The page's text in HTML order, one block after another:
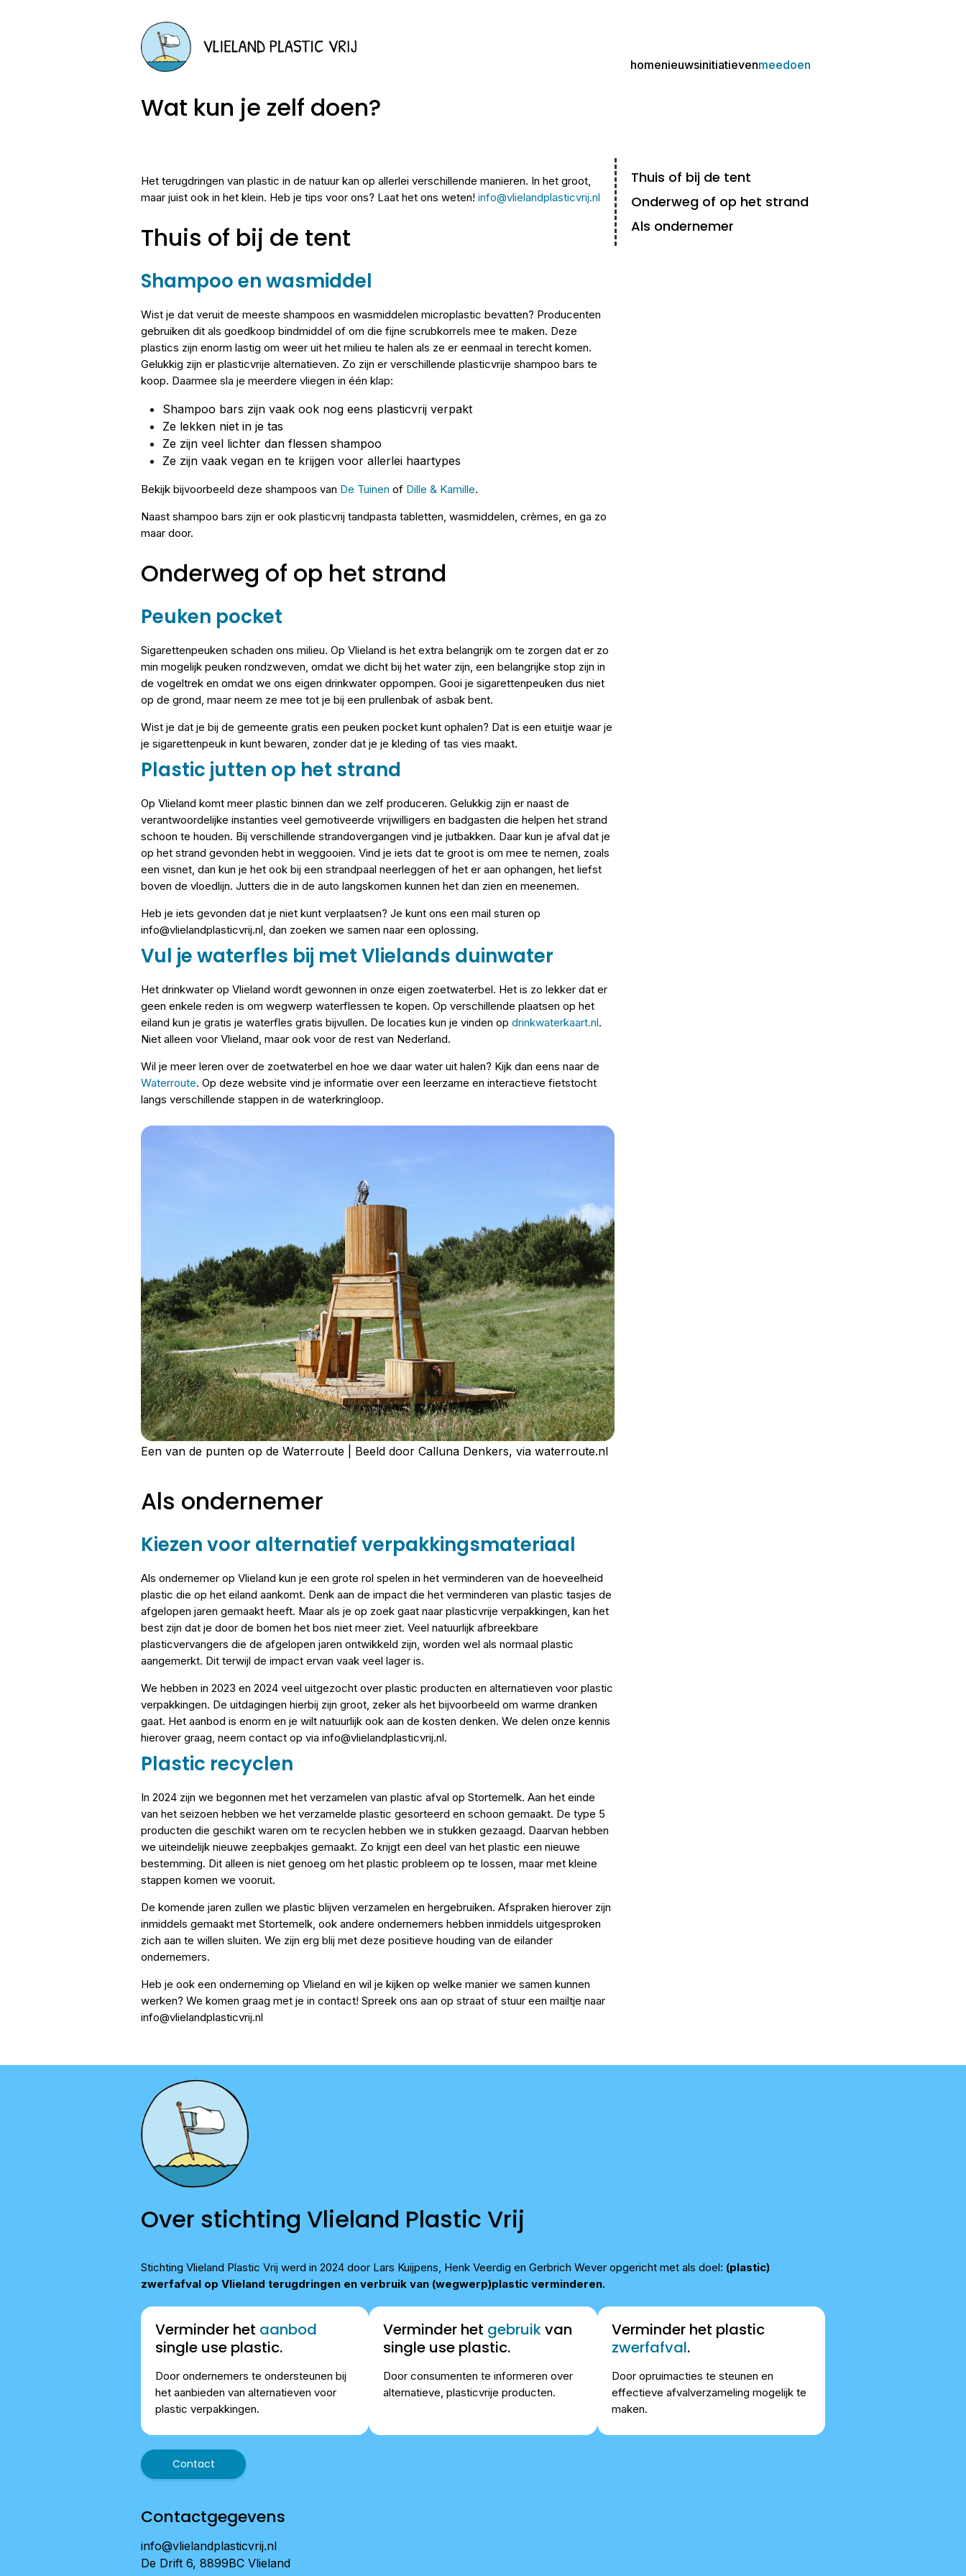
homenieuwsinitiatievenmeedoen
Wat kun je zelf doen?
Thuis of bij de tent
Onderweg of op het strand
Als ondernemer
Het terugdringen van plastic in de natuur kan op allerlei verschillende manieren. In het groot,
maar juist ook in het klein. Heb je tips voor ons? Laat het ons weten! info@vlielandplasticvrij.nl
Thuis of bij de tent
Shampoo en wasmiddel
Wist je dat veruit de meeste shampoos en wasmiddelen microplastic bevatten? Producenten
gebruiken dit als goedkoop bindmiddel of om die fijne scrubkorrels mee te maken. Deze
plastics zijn enorm lastig om weer uit het milieu te halen als ze er eenmaal in terecht komen.
Gelukkig zijn er plasticvrije alternatieven. Zo zijn er verschillende plasticvrije shampoo bars te
koop. Daarmee sla je meerdere vliegen in één klap:
Shampoo bars zijn vaak ook nog eens plasticvrij verpakt
Ze lekken niet in je tas
Ze zijn veel lichter dan flessen shampoo
Ze zijn vaak vegan en te krijgen voor allerlei haartypes
Bekijk bijvoorbeeld deze shampoos van De Tuinen of Dille & Kamille.
Naast shampoo bars zijn er ook plasticvrij tandpasta tabletten, wasmiddelen, crèmes, en ga zo
maar door.
Onderweg of op het strand
Peuken pocket
Sigarettenpeuken schaden ons milieu. Op Vlieland is het extra belangrijk om te zorgen dat er zo
min mogelijk peuken rondzweven, omdat we dicht bij het water zijn, een belangrijke stop zijn in
de vogeltrek en omdat we ons eigen drinkwater oppompen. Gooi je sigarettenpeuken dus niet
op de grond, maar neem ze mee tot je bij een prullenbak of asbak bent.
Wist je dat je bij de gemeente gratis een peuken pocket kunt ophalen? Dat is een etuitje waar je
je sigarettenpeuk in kunt bewaren, zonder dat je je kleding of tas vies maakt.
Plastic jutten op het strand
Op Vlieland komt meer plastic binnen dan we zelf produceren. Gelukkig zijn er naast de
verantwoordelijke instanties veel gemotiveerde vrijwilligers en badgasten die helpen het strand
schoon te houden. Bij verschillende strandovergangen vind je jutbakken. Daar kun je afval dat je
op het strand gevonden hebt in weggooien. Vind je iets dat te groot is om mee te nemen, zoals
een visnet, dan kun je het ook bij een strandpaal neerleggen of het er aan ophangen, het liefst
boven de vloedlijn. Jutters die in de auto langskomen kunnen het dan zien en meenemen.
Heb je iets gevonden dat je niet kunt verplaatsen? Je kunt ons een mail sturen op
info@vlielandplasticvrij.nl, dan zoeken we samen naar een oplossing.
Vul je waterfles bij met Vlielands duinwater
Het drinkwater op Vlieland wordt gewonnen in onze eigen zoetwaterbel. Het is zo lekker dat er
geen enkele reden is om wegwerp waterflessen te kopen. Op verschillende plaatsen op het
eiland kun je gratis je waterfles gratis bijvullen. De locaties kun je vinden op drinkwaterkaart.nl.
Niet alleen voor Vlieland, maar ook voor de rest van Nederland.
Wil je meer leren over de zoetwaterbel en hoe we daar water uit halen? Kijk dan eens naar de
Waterroute. Op deze website vind je informatie over een leerzame en interactieve fietstocht
langs verschillende stappen in de waterkringloop.
Een van de punten op de Waterroute | Beeld door Calluna Denkers, via waterroute.nl
Als ondernemer
Kiezen voor alternatief verpakkingsmateriaal
Als ondernemer op Vlieland kun je een grote rol spelen in het verminderen van de hoeveelheid
plastic die op het eiland aankomt. Denk aan de impact die het verminderen van plastic tasjes de
afgelopen jaren gemaakt heeft. Maar als je op zoek gaat naar plasticvrije verpakkingen, kan het
best zijn dat je door de bomen het bos niet meer ziet. Veel natuurlijk afbreekbare
plasticvervangers die de afgelopen jaren ontwikkeld zijn, worden wel als normaal plastic
aangemerkt. Dit terwijl de impact ervan vaak veel lager is.
We hebben in 2023 en 2024 veel uitgezocht over plastic producten en alternatieven voor plastic
verpakkingen. De uitdagingen hierbij zijn groot, zeker als het bijvoorbeeld om warme dranken
gaat. Het aanbod is enorm en je wilt natuurlijk ook aan de kosten denken. We delen onze kennis
hierover graag, neem contact op via info@vlielandplasticvrij.nl.
Plastic recyclen
In 2024 zijn we begonnen met het verzamelen van plastic afval op Stortemelk. Aan het einde
van het seizoen hebben we het verzamelde plastic gesorteerd en schoon gemaakt. De type 5
producten die geschikt waren om te recyclen hebben we in stukken gezaagd. Daarvan hebben
we uiteindelijk nieuwe zeepbakjes gemaakt. Zo krijgt een deel van het plastic een nieuwe
bestemming. Dit alleen is niet genoeg om het plastic probleem op te lossen, maar met kleine
stappen komen we vooruit.
De komende jaren zullen we plastic blijven verzamelen en hergebruiken. Afspraken hierover zijn
inmiddels gemaakt met Stortemelk, ook andere ondernemers hebben inmiddels uitgesproken
zich aan te willen sluiten. We zijn erg blij met deze positieve houding van de eilander
ondernemers.
Heb je ook een onderneming op Vlieland en wil je kijken op welke manier we samen kunnen
werken? We komen graag met je in contact! Spreek ons aan op straat of stuur een mailtje naar
info@vlielandplasticvrij.nl
Over stichting Vlieland Plastic Vrij
Stichting Vlieland Plastic Vrij werd in 2024 door Lars Kuijpens, Henk Veerdig en Gerbrich Wever opgericht met als doel: (plastic)
zwerfafval op Vlieland terugdringen en verbruik van (wegwerp)plastic verminderen.
Verminder het aanbod
single use plastic.
Door ondernemers te ondersteunen bij
het aanbieden van alternatieven voor
plastic verpakkingen.
Verminder het gebruikvan
single use plastic.
Door consumenten te informeren over
alternatieve, plasticvrije producten.
Verminder het plastic
zwerfafval.
Door opruimacties te steunen en
effectieve afvalverzameling mogelijk te
maken.
Contact
Contactgegevens
info@vlielandplasticvrij.nl
De Drift 6, 8899BC Vlieland